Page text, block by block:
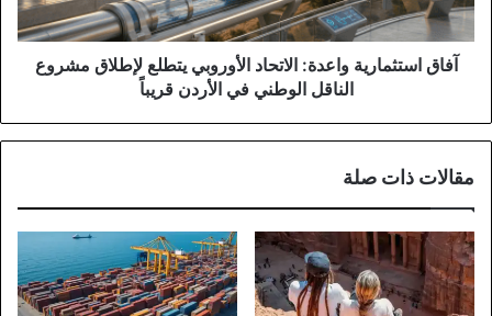
مشروع
الناقل
الوطني
آفاق استثمارية واعدة: الاتحاد الأوروبي يتطلع لإطلاق مشروع
الناقل الوطني في الأردن قريباً
مقالات ذات صلة